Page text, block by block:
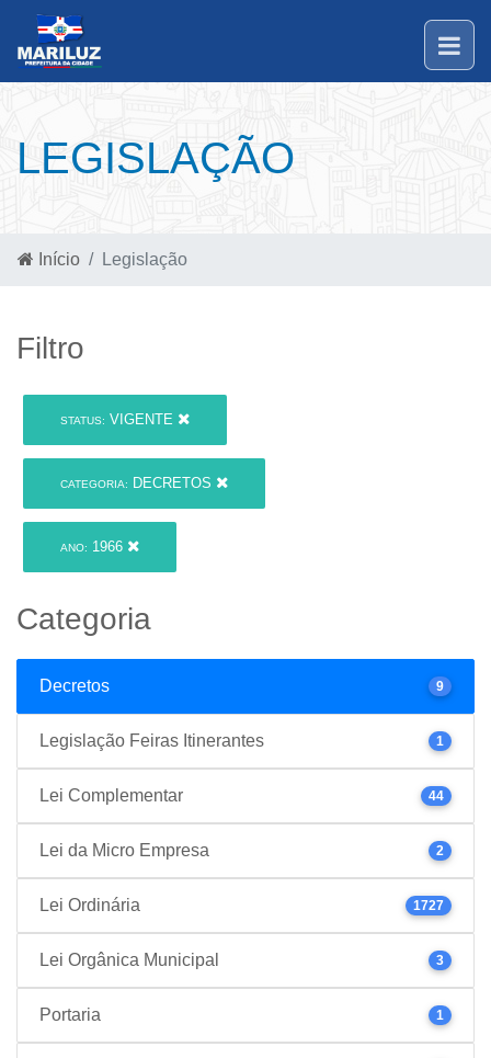
LEGISLAÇÃO
Início Legislação
Filtro
STATUS: VIGENTE
CATEGORIA: DECRETOS
ANO: 1966
Categoria
Decretos 9
Legislação Feiras Itinerantes 1
Lei Complementar 44
Lei da Micro Empresa 2
Lei Ordinária 1727
Lei Orgânica Municipal 3
Portaria 1